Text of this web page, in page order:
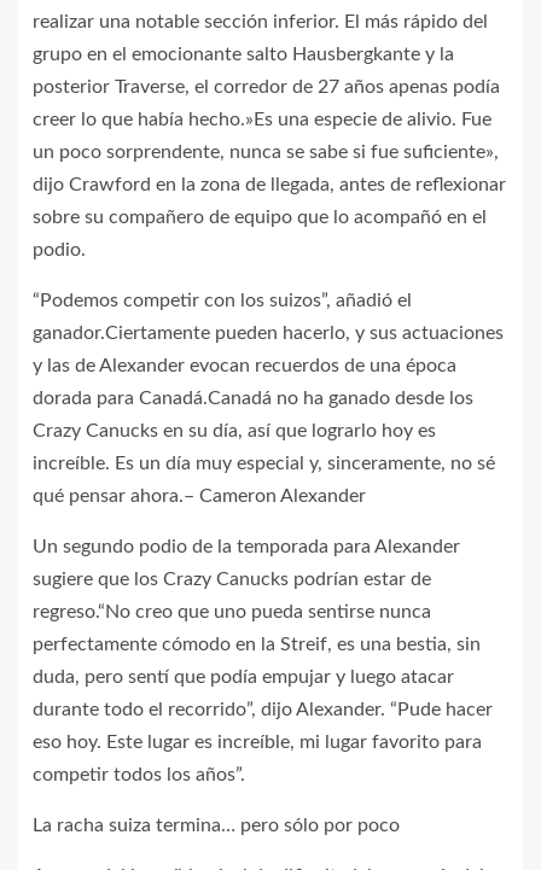
realizar una notable sección inferior. El más rápido del
grupo en el emocionante salto Hausbergkante y la
posterior Traverse, el corredor de 27 años apenas podía
creer lo que había hecho.»Es una especie de alivio. Fue
un poco sorprendente, nunca se sabe si fue suficiente»,
dijo Crawford en la zona de llegada, antes de reflexionar
sobre su compañero de equipo que lo acompañó en el
podio.
“Podemos competir con los suizos”, añadió el
ganador.Ciertamente pueden hacerlo, y sus actuaciones
y las de Alexander evocan recuerdos de una época
dorada para Canadá.Canadá no ha ganado desde los
Crazy Canucks en su día, así que lograrlo hoy es
increíble. Es un día muy especial y, sinceramente, no sé
qué pensar ahora.– Cameron Alexander
Un segundo podio de la temporada para Alexander
sugiere que los Crazy Canucks podrían estar de
regreso.“No creo que uno pueda sentirse nunca
perfectamente cómodo en la Streif, es una bestia, sin
duda, pero sentí que podía empujar y luego atacar
durante todo el recorrido”, dijo Alexander. “Pude hacer
eso hoy. Este lugar es increíble, mi lugar favorito para
competir todos los años”.
La racha suiza termina… pero sólo por poco